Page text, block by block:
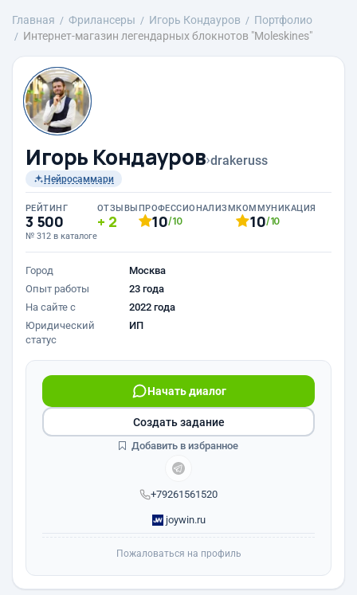
Главная Фрилансеры Игорь Кондауров
Портфолио
Интернет-магазин легендарных блокнотов "Moleskines"
Игорь Кондауров›drakeruss
Нейросаммари
РЕЙТИНГ
3 500
№ 312 в каталоге
ОТЗЫВЫ
2
ПРОФЕССИОНАЛИЗМ
10/10
КОММУНИКАЦИЯ
10/10
Город
Москва
Опыт работы
23 года
На сайте с
2022 года
Юридический
статус
ИП
+79261561520
Начать диалог
joywin.ru
Создать задание
Добавить в избранное
Пожаловаться на профиль